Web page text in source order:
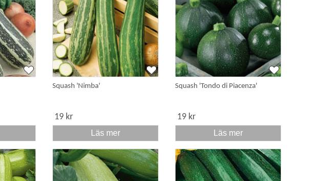
Squash 'Nimba'
19 kr
Läs mer
Squash 'Tondo di Piacenza'
19 kr
Läs mer